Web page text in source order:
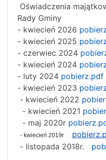
Oświadczenia
Rady Gminy
- kwiecień 2026
- kwiecień 2025
- czerwiec 2024
- kwiecień 2024
- luty 2024 pobierz.pdf
- kwiecień 2023
- kwiecień 2022
- kwiecień 2021
- maj 2020r
- kwiecień 2019r
- listopada 2018r.